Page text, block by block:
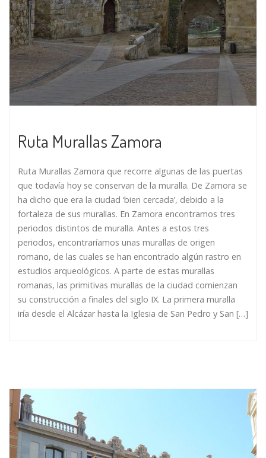
Ruta Murallas Zamora
Ruta Murallas Zamora que recorre algunas de las puertas
que todavía hoy se conservan de la muralla. De Zamora se
ha dicho que era la ciudad ‘bien cercada’, debido a la
fortaleza de sus murallas. En Zamora encontramos tres
periodos distintos de muralla. Antes a estos tres
periodos, encontraríamos unas murallas de origen
romano, de las cuales se han encontrado algún rastro en
estudios arqueológicos. A parte de estas murallas
romanas, las primitivas murallas de la ciudad comienzan
su construcción a finales del siglo IX. La primera muralla
iría desde el Alcázar hasta la Iglesia de San Pedro y San […]